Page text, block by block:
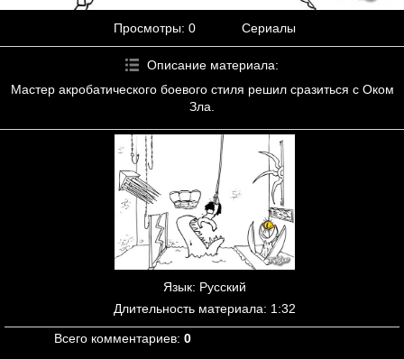
Просмотры: 0 Сериалы
Описание материала:
Мастер акробатического боевого стиля решил сразиться с Оком
Зла.
Язык: Русский
Длительность материала: 1:32
Всего комментариев: 0